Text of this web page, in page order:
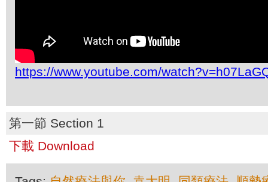
https://www.youtube.com/
第一節 Section 1
下載 Download